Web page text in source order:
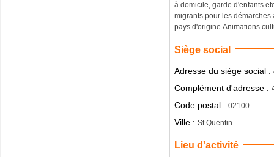
à domicile, garde d'enfants
migrants pour les démarches
pays d'origine Animations
Siège social
Adresse du siège social :
Complément d'adresse :
Code postal :02100
Ville :St Quentin
Lieu d'activité